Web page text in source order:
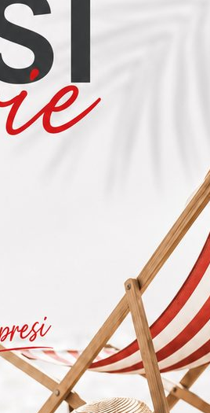
GRES + ASCIUGATRICE
omaggio Cucina CREO modello
TABLET si riferisce…
nel mondo delle cucine classiche.
di prezzo ma…
300 cm in melaminico Soggiorno
melaminico di…
Il soggiorno Spagnol Mobili è una
con un mobile…